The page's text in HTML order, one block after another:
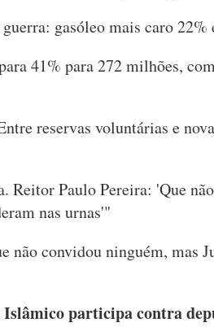
gasóleo mais caro
41% para 272 milhões,
reservas voluntárias e
Reitor Paulo Pereira: 'Que
nas urnas'"
não convidou ninguém, mas
participa contra